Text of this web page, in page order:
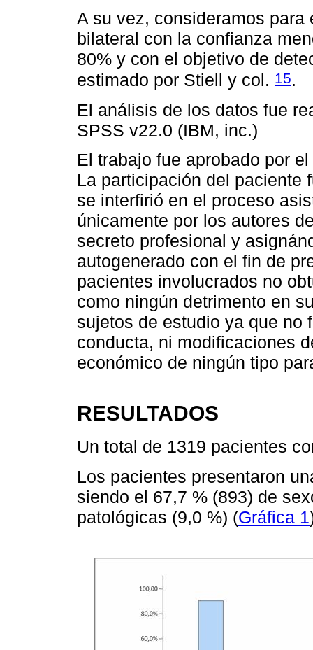
A su vez, consideramos
bilateral con la confianza
80% y con el objetivo de
estimado por Stiell y col. 15.
El análisis de los datos fue
SPSS v22.0 (IBM, inc.)
El trabajo fue aprobado por
La participación del paciente
se interfirió en el proceso
únicamente por los autores
secreto profesional y
autogenerado con el fin de
pacientes involucrados no
como ningún detrimento en
sujetos de estudio ya que no
conducta, ni modificaciones
económico de ningún tipo
RESULTADOS
Un total de 1319 pacientes
Los pacientes presentaron
siendo el 67,7 % (893) de
patológicas (9,0 %) (Gráfica 1